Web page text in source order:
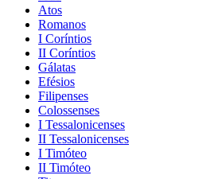
Atos
Romanos
I Coríntios
II Coríntios
Gálatas
Efésios
Filipenses
Colossenses
I Tessalonicenses
II Tessalonicenses
I Timóteo
II Timóteo